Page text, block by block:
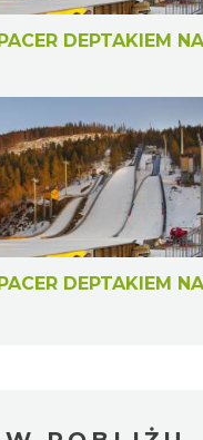
DEPTAKIEM
DEPTAKIEM